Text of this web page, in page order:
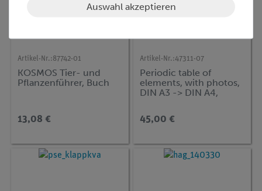
Artikel-Nr.:87742-01
KOSMOS Tier- und
Pflanzenführer, Buch
13,08 €
Artikel-Nr.:47311-07
Periodic table of
elements, with photos,
DIN A3 -> DIN A4,
45,00 €
Auswahl akzeptieren